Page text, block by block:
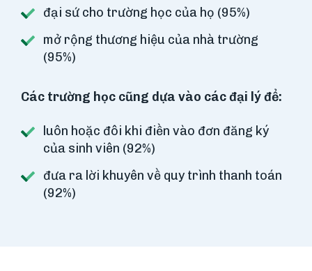
đại sứ cho trường học của họ (95%)
mở rộng thương hiệu của nhà trường
(95%)
Các trường học cũng dựa vào các đại lý để:
luôn hoặc đôi khi điền vào đơn đăng ký
của sinh viên (92%)
đưa ra lời khuyên về quy trình thanh toán
(92%)